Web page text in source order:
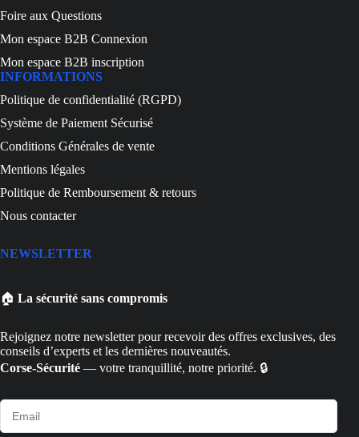
Foire aux Questions
Mon espace B2B Connexion
Mon espace B2B inscription
INFORMATIONS
Politique de confidentialité (RGPD)
Système de Paiement Sécurisé
Conditions Générales de vente
Mentions légales
Politique de Remboursement & retours
Nous contacter
NEWSLETTER
🏠 La sécurité sans compromis
Rejoignez notre newsletter pour recevoir des offres exclusives, des
conseils d’experts et les dernières nouveautés.
Corse-Sécurité — votre tranquillité, notre priorité. 🔒